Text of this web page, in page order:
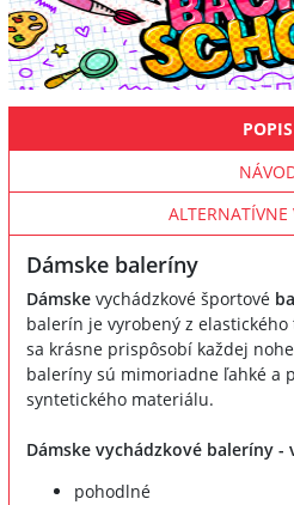
POPIS
ALTERNATÍVNE
Dámske baleríny
Dámske vychádzkové športové
balerín je vyrobený z
sa krásne prispôsobí každej
baleríny sú mimoriadne ľahké a
syntetického materiálu.
Dámske vychádzkové baleríny -
pohodlné